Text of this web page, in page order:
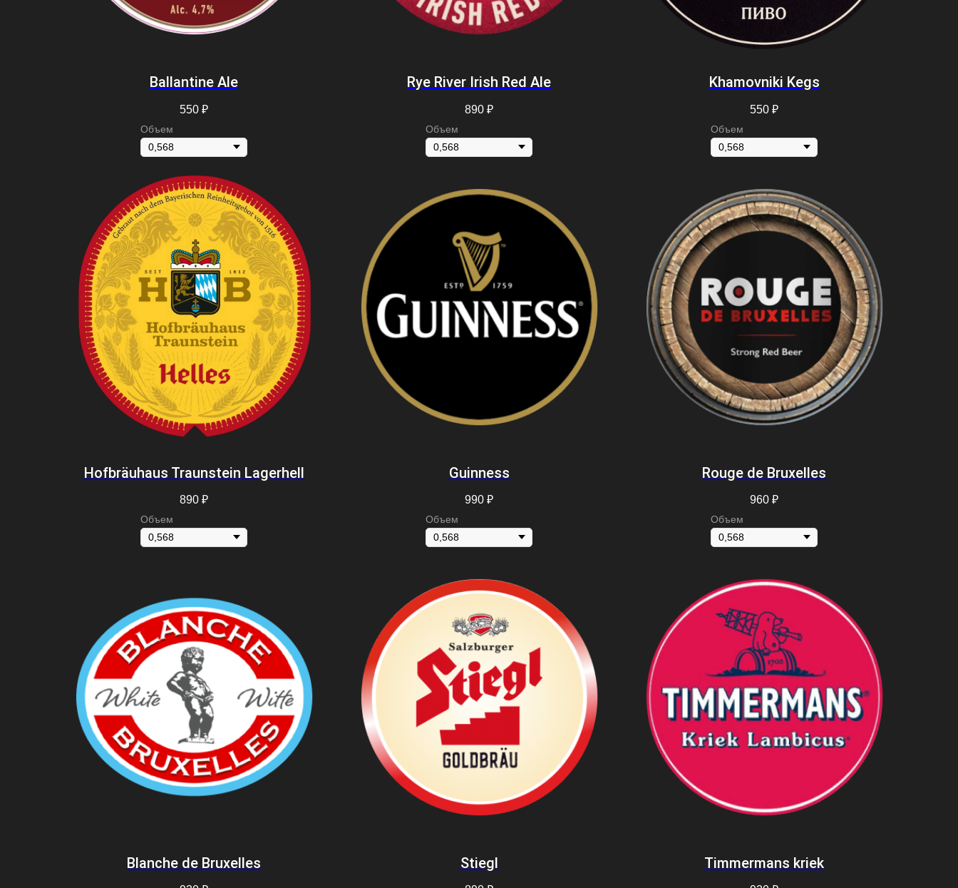
Ballantine Ale
550 ₽
Объем
Rye River Irish Red Ale
890 ₽
Объем
Khamovniki Kegs
550 ₽
Объем
Hofbräuhaus Traunstein Lagerhell
890 ₽
Объем
Guinness
990 ₽
Объем
Rouge de Bruxelles
960 ₽
Объем
Blanche de Bruxelles Stiegl Timmermans kriek